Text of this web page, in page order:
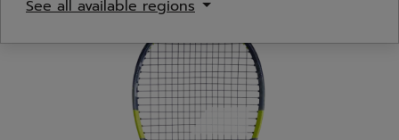
See all available regions